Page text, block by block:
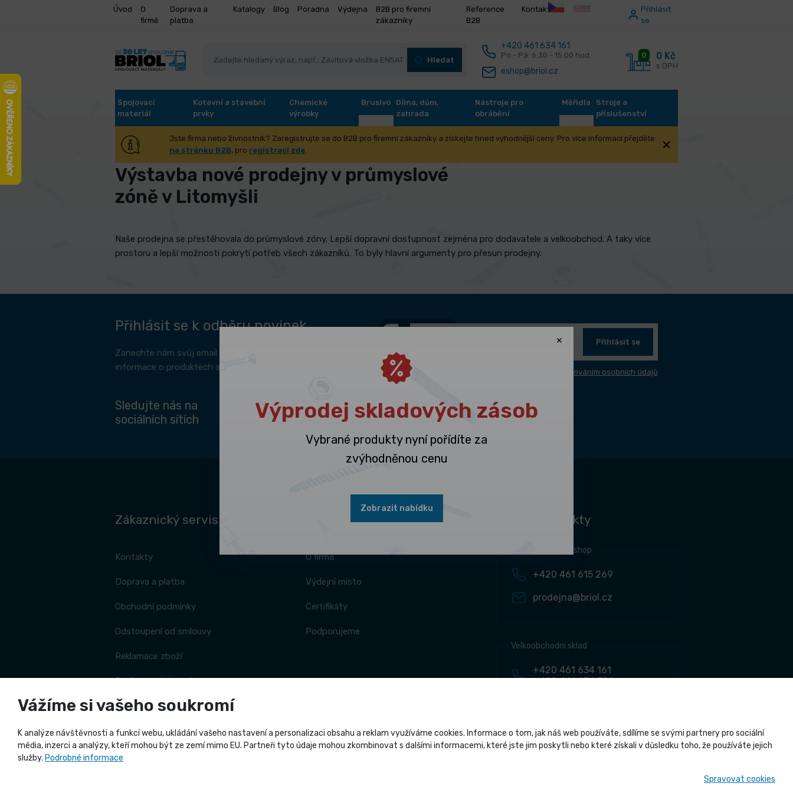
Úvod
O
firmě
Doprava a
platba
Katalogy Blog Poradna Výdejna
B2B pro firemní
zákazníky
Reference
B2B
Kontakt
Příhlásit
se
Hledat
+420 461 634 161
Po - Pá: 6:30 - 15:00 hod.
eshop@briol.cz
0 0 Kč
s DPH
Spojovací
materiál
Kotevní a stavební
prvky
Chemické
výrobky
Brusivo
Dílna, dům,
zahrada
Nástroje pro
obrábění
Měřidla
Stroje a
příslušenství
Jste firma nebo živnostník? Zaregistrujte se do B2B pro firemní zákazníky a získejte hned výhodnější ceny. Pro více informací přejděte
na stránku B2B, pro registraci zde.
Úvod O firmě Výstavba nové prodejny v průmyslové zóně v Litomyšli
Výstavba nové prodejny v průmyslové
zóně v Litomyšli
Naše prodejna se přestěhovala do průmyslové zóny. Lepší dopravní dostupnost zejména pro dodavatele a velkoobchod. A taky více
prostoru a lepší možnosti pokrytí potřeb všech zákazníků. To byly hlavní argumenty pro přesun prodejny.
Přihlásit se k odběru novinek
Zanechte nám svůj email a my vám budeme zasílat
informace o produktech a jak s produkty zacházet.
Přihlásit se
zpracováním osobních údajů
Sledujte nás na
sociálních sítích
Zákaznický servis
Kontakty
Doprava a platba
Obchodní podmínky
Odstoupení od smlouvy
Reklamace zboží
Proč se registrovat
Katalogy ke stažení
Zásady zpracování souborů cookies
Naše společnost
O firmě
Výdejní místo
Certifikáty
Podporujeme
Rychlé kontakty
Výdejní místo e-shop
+420 461 615 269
prodejna@briol.cz
Velkoobchodní sklad
+420 461 634 161
+420 461 634 381
Vážíme si vašeho soukromí
K analýze návštěvnosti a funkcí webu, ukládání vašeho nastavení a personalizaci obsahu a reklam využíváme cookies. Informace o tom, jak náš web používáte, sdílíme se svými partnery pro sociální
média, inzerci a analýzy, kteří mohou být ze zemí mimo EU. Partneři tyto údaje mohou zkombinovat s dalšími informacemi, které jste jim poskytli nebo které získali v důsledku toho, že používáte jejich
služby. Podrobné informace
Spravovat cookies
Výprodej skladových zásob
Vybrané produkty nyní pořídíte za
zvýhodněnou cenu
Zobrazit nabídku